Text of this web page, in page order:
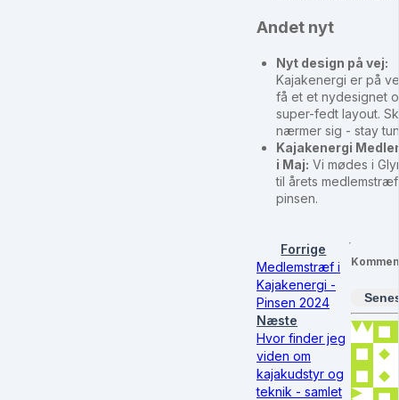
Andet nyt
Nyt design på vej:
Kajakenergi er på
få et et nydesignet
super-fedt layout.
nærmer sig - stay
Kajakenergi
i Maj: Vi mødes i
til årets
pinsen.
Forrige
Medlemstræf i
Kajakenergi -
Pinsen 2024
Næste
Hvor finder jeg
viden om
kajakudstyr og
teknik - samlet